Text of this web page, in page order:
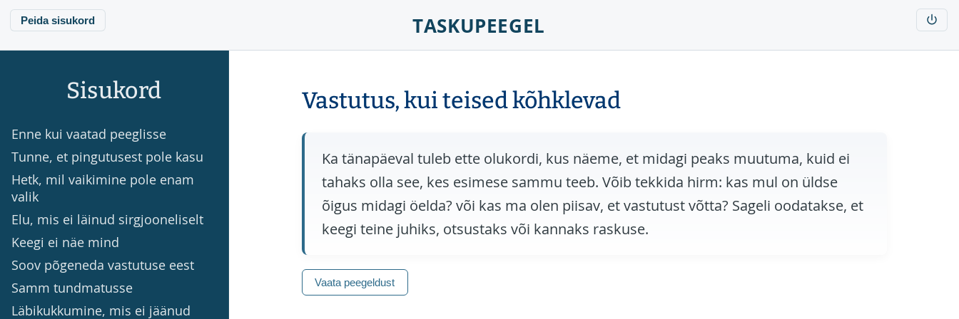
Peida sisukord TASKUPEEGEL
Sisukord
Enne kui vaatad peeglisse
Tunne, et pingutusest pole kasu
Hetk, mil vaikimine pole enam
valik
Elu, mis ei läinud sirgjooneliselt
Keegi ei näe mind
Soov põgeneda vastutuse eest
Samm tundmatusse
Läbikukkumine, mis ei jäänud
Vastutus, kui teised kõhklevad
Ka tänapäeval tuleb ette olukordi, kus näeme, et midagi peaks muutuma, kuid ei
tahaks olla see, kes esimese sammu teeb. Võib tekkida hirm: kas mul on üldse
õigus midagi öelda? või kas ma olen piisav, et vastutust võtta? Sageli oodatakse, et
keegi teine juhiks, otsustaks või kannaks raskuse.